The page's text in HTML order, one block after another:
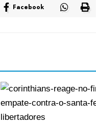
Facebook